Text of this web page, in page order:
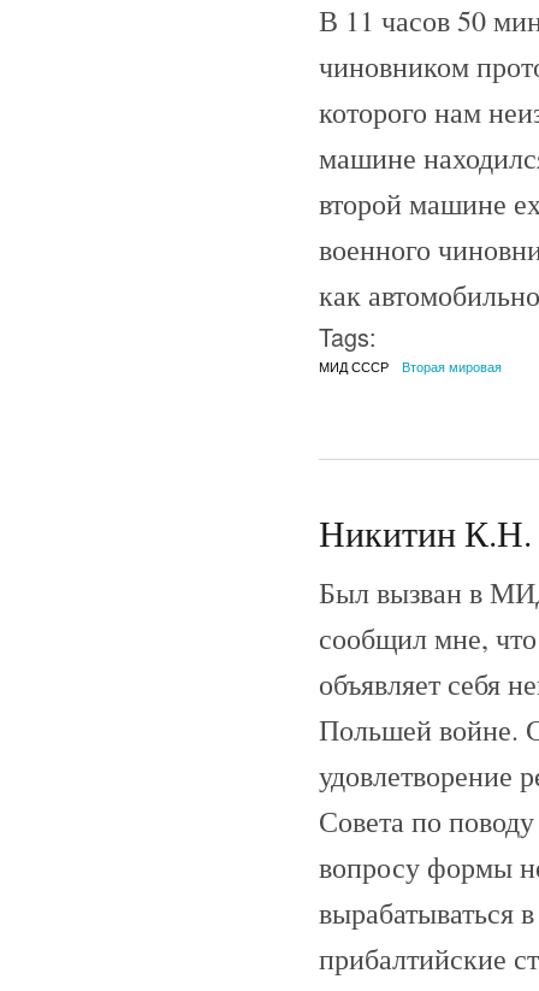
В 11 часов 50
чиновником
которого нам
машине
второй машине
военного
как
Tags:
МИД СССР Вторая мировая
Никитин К.Н.
Был вызван в
сообщил мне,
объявляет себя
Польшей войне.
удовлетворение
Совета по
вопросу формы
вырабатываться
прибалтийские